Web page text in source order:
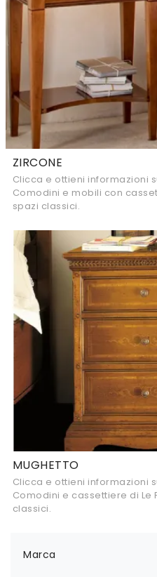
Marca
ZIRCONE
Clicca e ottieni informazioni
Comodini e mobili con
spazi classici.
MUGHETTO
Clicca e ottieni informazioni
Comodini e cassettiere di
classici.